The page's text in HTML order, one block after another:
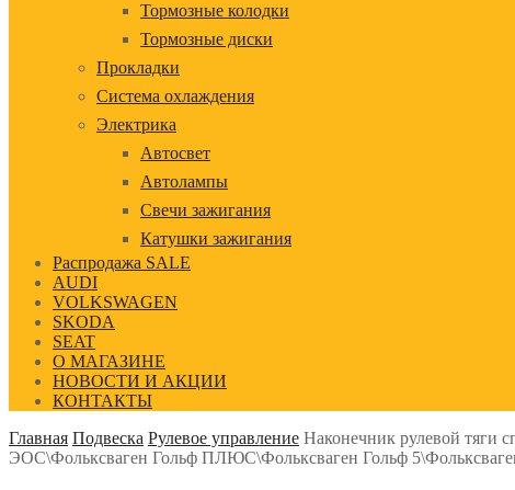
Тормозные колодки
Тормозные диски
Прокладки
Система охлаждения
Электрика
Автосвет
Автолампы
Свечи зажигания
Катушки зажигания
Распродажа SALE
AUDI
VOLKSWAGEN
SKODA
SEAT
О МАГАЗИНЕ
НОВОСТИ И АКЦИИ
КОНТАКТЫ
Главная Подвеска Рулевое управление Наконечник рулевой тяги
ЭОС\Фольксваген Гольф ПЛЮС\Фольксваген Гольф